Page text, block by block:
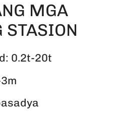
MGA
STASION
0.2t-20t